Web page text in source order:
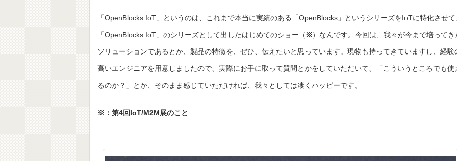
「OpenBlocks IoT」というのは、これまで本当に実績のある「OpenBlocks」というシリーズをIoTに特化させて
「OpenBlocks IoT」のシリーズとして出したはじめてのショー（※）なんです。今回は、我々が今まで培ってき
ソリューションであるとか、製品の特徴を、ぜひ、伝えたいと思っています。現物も持ってきていますし、経験
高いエンジニアを用意しましたので、実際にお手に取って質問とかをしていただいて、「こういうところでも使
るのか？」とか、そのまま感じていただければ、我々としては凄くハッピーです。
※：第4回IoT/M2M展のこと